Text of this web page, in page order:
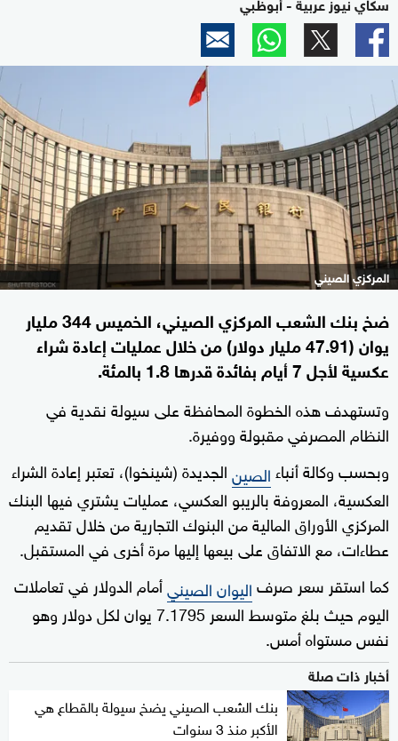
المركزي الصيني
ضخ بنك الشعب المركزي الصيني، الخميس 344 مليار
يوان (47.91 مليار دولار) من خلال عمليات إعادة شراء
عكسية لأجل 7 أيام بفائدة قدرها 1.8 بالمئة.
وتستهدف هذه الخطوة المحافظة على سيولة نقدية في
النظام المصرفي مقبولة ووفيرة.
وبحسب وكالة أنباء الصينالجديدة (شينخوا)، تعتبر إعادة الشراء
العكسية، المعروفة بالريبو العكسي، عمليات يشتري فيها البنك
المركزي الأوراق المالية من البنوك التجارية من خلال تقديم
عطاءات، مع الاتفاق على بيعها إليها مرة أخرى في المستقبل.
كما استقر سعر صرفاليوان الصينيأمام الدولار في تعاملات
اليوم حيث بلغ متوسط السعر 7.1795 يوان لكل دولار وهو
نفس مستواه أمس.
أخبار ذات صلة
بنك الشعب الصيني يضخ سيولة بالقطاع هي
الأكبر منذ 3 سنوات